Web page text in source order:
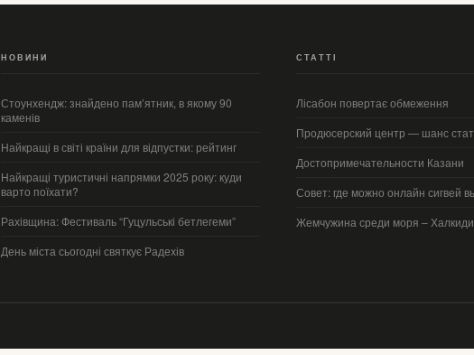
НОВИНИ
Стоунхендж: знайдено пам’ятник, в якому 90
каменів
Найкращі в світі країни для відпустки: рейтинг
Найкращі туристичні напрямки 2025 року: куди
варто поїхати?
Рахівщина: Фестиваль “Гуцульські бетлегеми”
День міста сьогодні святкує Радехів
СТАТТІ
Лісабон повертає обмеження
Продюсерский центр — шанс
Достопримечательности Казани
Совет: где можно онлайн сигвей
Жемчужина среди моря –